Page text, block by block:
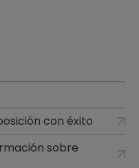
con éxito
sobre